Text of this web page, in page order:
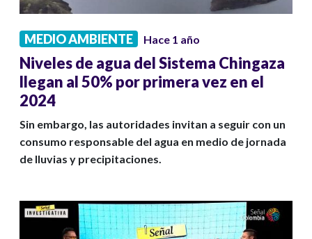
MEDIO AMBIENTE Hace 1 año
Niveles de agua del Sistema Chingaza
llegan al 50% por primera vez en el
2024
Sin embargo, las autoridades invitan a seguir con un
consumo responsable del agua en medio de jornada
de lluvias y precipitaciones.